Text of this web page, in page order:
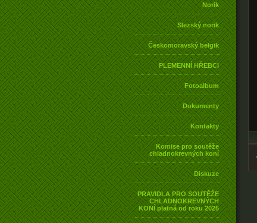
Norik
Slezský norik
Českomoravský belgik
PLEMENNÍ HŘEBCI
Fotoalbum
Dokumenty
Kontakty
Komise pro soutěže
chladnokrevných koní
Diskuze
PRAVIDLA PRO SOUTĚŽE
CHLADNOKREVNÝCH
KONÍ platná od roku 2025